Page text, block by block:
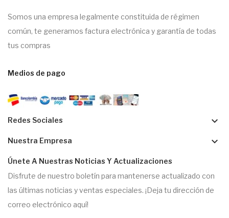
Somos una empresa legalmente constituida de régimen
común, te generamos factura electrónica y garantía de todas
tus compras
Medios de pago
Redes Sociales keyboard_arrow_down
Nuestra Empresa keyboard_arrow_down
Únete A Nuestras Noticias Y Actualizaciones
Disfrute de nuestro boletín para mantenerse actualizado con
las últimas noticias y ventas especiales. ¡Deja tu dirección de
correo electrónico aquí!